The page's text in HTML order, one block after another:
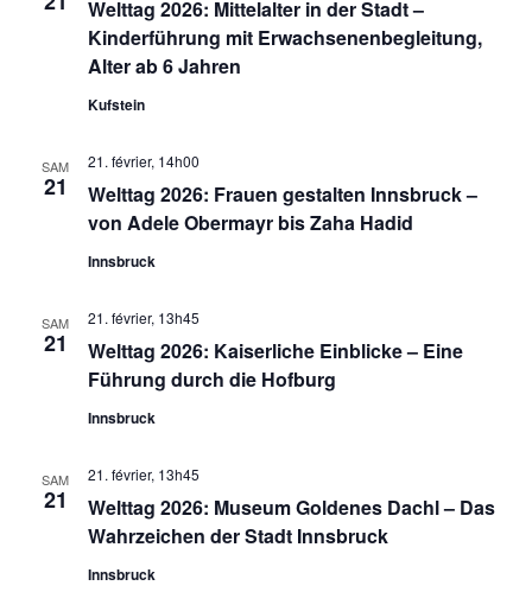
Welttag 2026: Mittelalter in der Stadt –
Kinderführung mit Erwachsenenbegleitung,
Alter ab 6 Jahren
Kufstein
SAM
21
Welttag 2026: Frauen gestalten Innsbruck –
von Adele Obermayr bis Zaha Hadid
21. février, 14h00
Innsbruck
SAM
21
Welttag 2026: Kaiserliche Einblicke – Eine
Führung durch die Hofburg
21. février, 13h45
Innsbruck
SAM
21
Welttag 2026: Museum Goldenes Dachl – Das
Wahrzeichen der Stadt Innsbruck
21. février, 13h45
Innsbruck